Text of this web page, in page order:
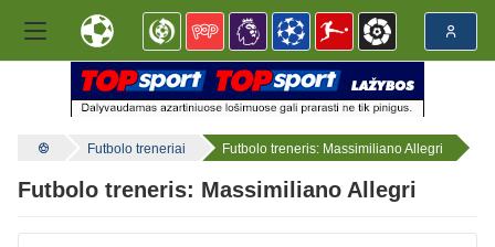
Futbolo treneriai Futbolo treneris: Massimiliano Allegri
Futbolo treneris: Massimiliano Allegri